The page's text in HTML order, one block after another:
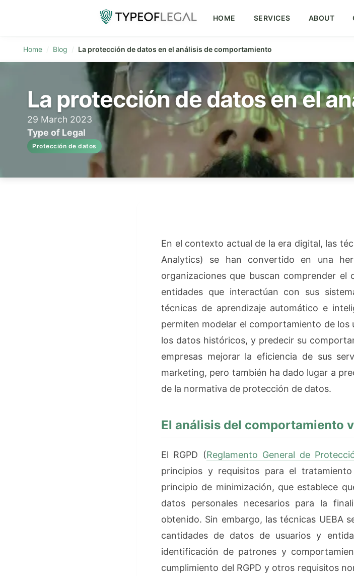
HOME SERVICES ABOUT
Home Blog La protección de datos en el análisis de comportamiento
La protección de datos en el
29 March 2023
Type of Legal
Protección de datos
En el contexto actual de la era digital, las
Analytics) se han convertido en una
organizaciones que buscan comprender
entidades que interactúan con sus
técnicas de aprendizaje automático e
permiten modelar el comportamiento de los
los datos históricos, y predecir su
empresas mejorar la eficiencia de sus
marketing, pero también ha dado lugar a
de la normativa de protección de datos.
El análisis del comportamiento
El RGPD (Reglamento General de
principios y requisitos para el
principio de minimización, que establece
datos personales necesarios para la
obtenido. Sin embargo, las técnicas UEBA
cantidades de datos de usuarios y
identificación de patrones y
cumplimiento del RGPD y otros requisitos